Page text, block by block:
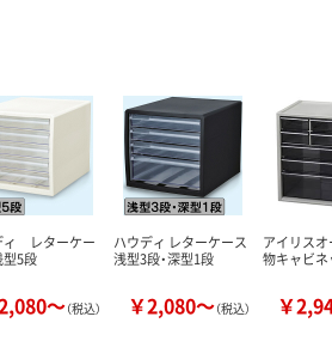
ィ レターケー
5段
～（税込）
ハウディ レターケース
浅型3段・深型1段
￥2,080～（税込）
アイリス
物キャビネ
￥